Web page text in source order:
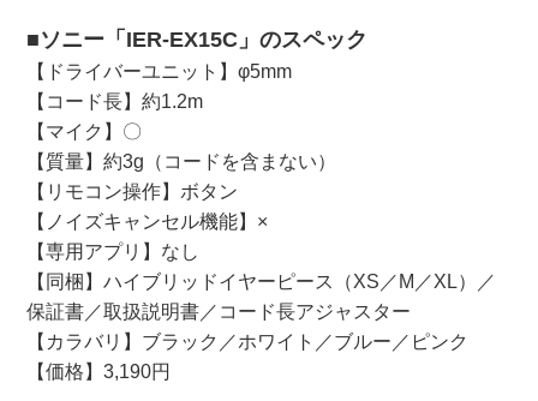
■ソニー「IER-EX15C」のスペック
【ドライバーユニット】φ5mm
【コード長】約1.2m
【マイク】〇
【質量】約3g（コードを含まない）
【リモコン操作】ボタン
【ノイズキャンセル機能】×
【専用アプリ】なし
【同梱】ハイブリッドイヤーピース（XS／M／XL）／
保証書／取扱説明書／コード長アジャスター
【カラバリ】ブラック／ホワイト／ブルー／ピンク
【価格】3,190円